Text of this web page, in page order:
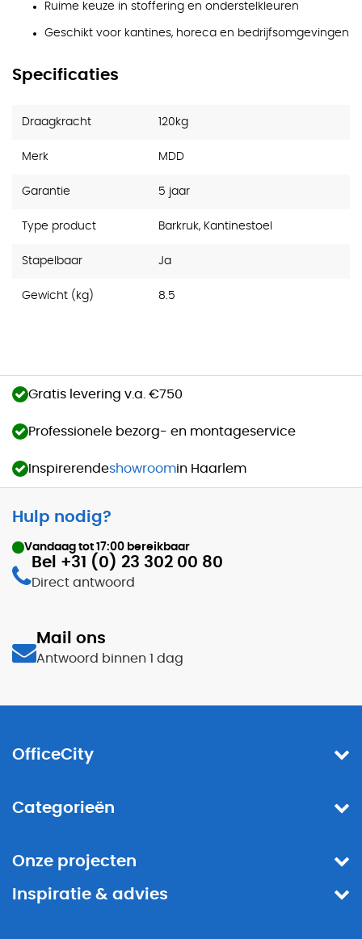
Ruime keuze in stoffering en onderstelkleuren
Geschikt voor kantines, horeca en bedrijfsomgevingen
Specificaties
Draagkracht 120kg
Merk MDD
Garantie 5 jaar
Type product Barkruk, Kantinestoel
Stapelbaar Ja
Gewicht (kg) 8.5
Gratis levering v.a. €750
Professionele bezorg- en montageservice
Inspirerendeshowroomin Haarlem
Hulp nodig?
Vandaag tot 17:00 bereikbaar
Bel +31 (0) 23 302 00 80
Direct antwoord
Mail ons
Antwoord binnen 1 dag
OfficeCity
Categorieën
Onze projecten
Inspiratie & advies